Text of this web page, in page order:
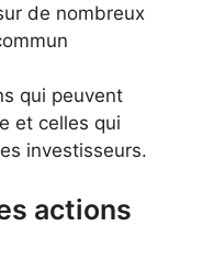
de nombreux
qui peuvent
et celles qui
investisseurs.
actions